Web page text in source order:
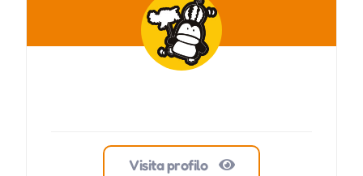
Visita profilo